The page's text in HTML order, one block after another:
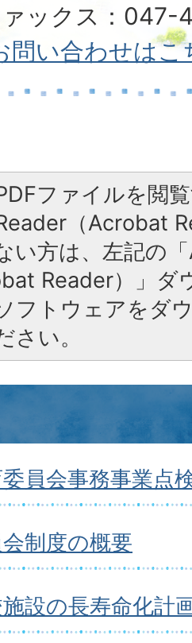
ックス：047-
問い合わせはこ
ファイルを閲
（Acrobat
い方は、左記の
Reader）」ダ
フトウェアをダ
さい。
員会事務事業点
制度の概要
設の長寿命化計